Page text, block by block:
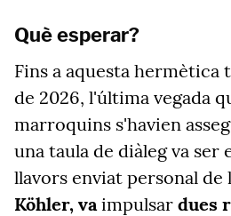
Què esperar?
Fins a aquesta hermètica
de 2026, l'última vegada
marroquins s'havien
una taula de diàleg va ser
llavors enviat personal de
Köhler, vaimpulsar dues